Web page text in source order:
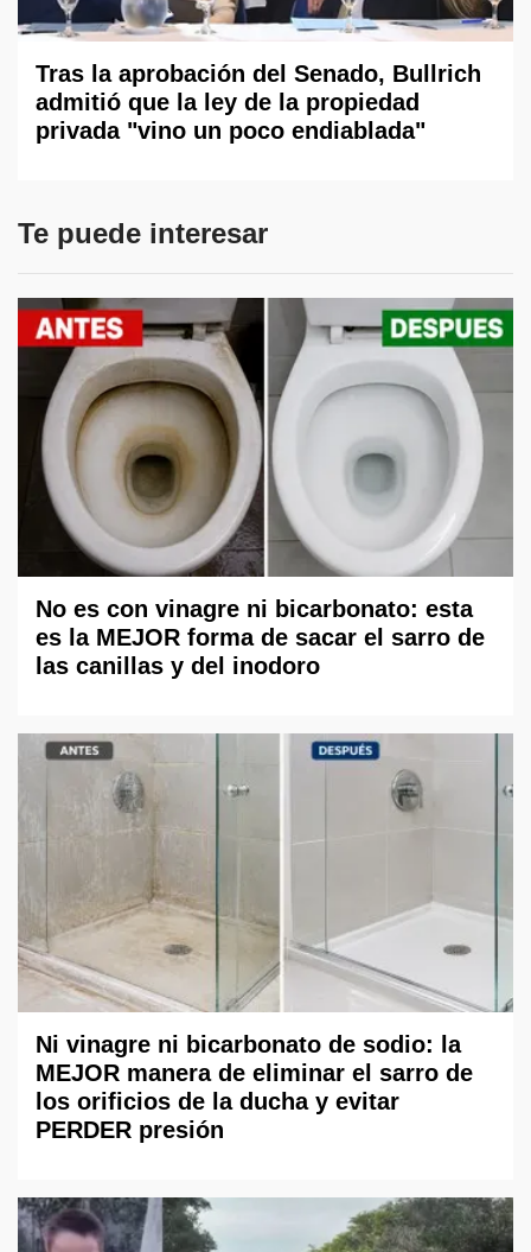
Tras la aprobación del Senado, Bullrich
admitió que la ley de la propiedad
privada "vino un poco endiablada"
Te puede interesar
No es con vinagre ni bicarbonato: esta
es la MEJOR forma de sacar el sarro de
las canillas y del inodoro
Ni vinagre ni bicarbonato de sodio: la
MEJOR manera de eliminar el sarro de
los orificios de la ducha y evitar
PERDER presión